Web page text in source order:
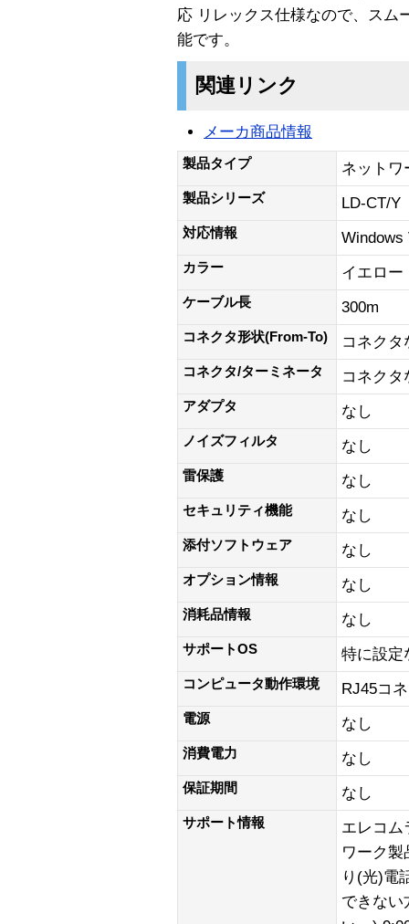
応 リレックス仕様なので、スム
能です。
関連リンク
メーカ商品情報
製品タイプ ネットワ
製品シリーズ LD-CT/Y
対応情報 Windows
カラー イエロー
ケーブル長 300m
コネクタ形状(From-To) コネク
コネクタ/ターミネータ コネク
アダプタ なし
ノイズフィルタ なし
雷保護 なし
セキュリティ機能 なし
添付ソフトウェア なし
オプション情報 なし
消耗品情報 なし
サポートOS 特に設定
コンピュータ動作環境 RJ45コ
電源 なし
消費電力 なし
保証期間 なし
サポート情報
エレコム
ワーク製
り(光)電
できない